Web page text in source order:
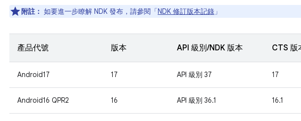
附註： 如要進一步瞭解 NDK 發布，請參閱「NDK 修訂版本記錄 」
產品代號 版本 API 級別/NDK 版本 CTS 版
Android17 17 API 級別 37 17
Android16 QPR2 16 API 級別 36.1 16.1